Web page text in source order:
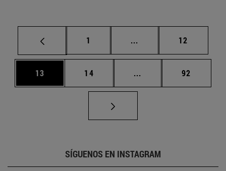
Página
1 ... Páginas intermedias
Página
12
Página
13 Página
14 ... Páginas intermedias
Página
92
SÍGUENOS EN INSTAGRAM